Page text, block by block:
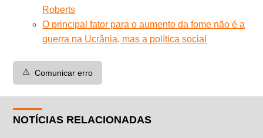
Roberts
O principal fator para o aumento da fome não é a
guerra na Ucrânia, mas a política social
⚠️ Comunicar erro
NOTÍCIAS RELACIONADAS